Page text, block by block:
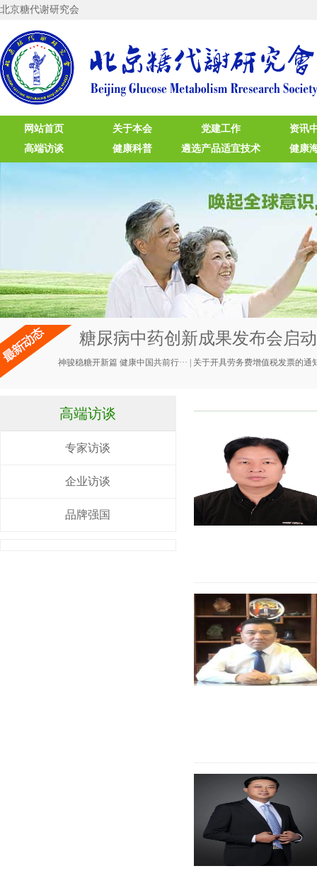
北京糖代谢研究会
网站首页 关于本会 党建工作
资讯
高端访谈
健康科普 遴选产品适宜技术 健康
糖尿病中药创新成果发布会启动
神骏稳糖开新篇 健康中国共前行··· 关于开具劳务费增值税发票的通
高端访谈
专家访谈
企业访谈
品牌强国